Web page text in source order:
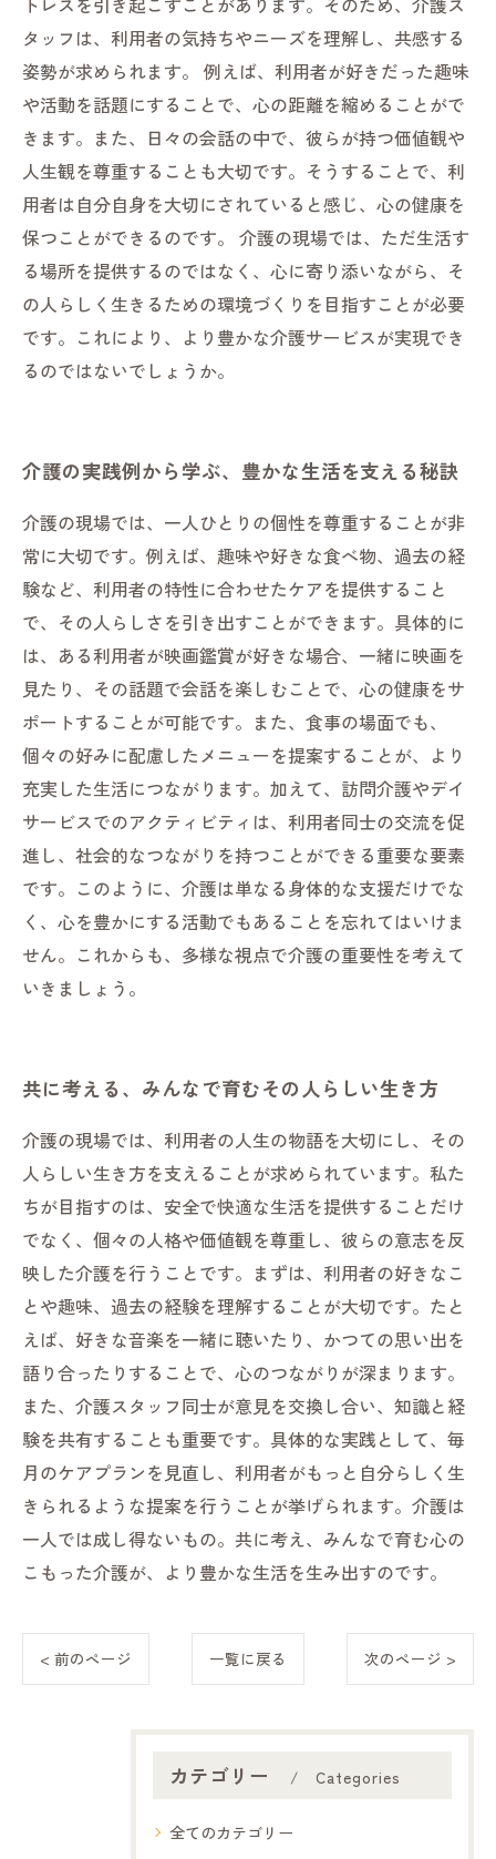
タッフは、利用者の気持ちやニーズを理解し、共感する
姿勢が求められます。 例えば、利用者が好きだった趣味
や活動を話題にすることで、心の距離を縮めることがで
きます。また、日々の会話の中で、彼らが持つ価値観や
人生観を尊重することも大切です。そうすることで、利
用者は自分自身を大切にされていると感じ、心の健康を
保つことができるのです。 介護の現場では、ただ生活す
る場所を提供するのではなく、心に寄り添いながら、そ
の人らしく生きるための環境づくりを目指すことが必要
です。これにより、より豊かな介護サービスが実現でき
るのではないでしょうか。
介護の実践例から学ぶ、豊かな生活を支える秘訣
介護の現場では、一人ひとりの個性を尊重することが非
常に大切です。例えば、趣味や好きな食べ物、過去の経
験など、利用者の特性に合わせたケアを提供すること
で、その人らしさを引き出すことができます。具体的に
は、ある利用者が映画鑑賞が好きな場合、一緒に映画を
見たり、その話題で会話を楽しむことで、心の健康をサ
ポートすることが可能です。また、食事の場面でも、
個々の好みに配慮したメニューを提案することが、より
充実した生活につながります。加えて、訪問介護やデイ
サービスでのアクティビティは、利用者同士の交流を促
進し、社会的なつながりを持つことができる重要な要素
です。このように、介護は単なる身体的な支援だけでな
く、心を豊かにする活動でもあることを忘れてはいけま
せん。これからも、多様な視点で介護の重要性を考えて
いきましょう。
共に考える、みんなで育むその人らしい生き方
介護の現場では、利用者の人生の物語を大切にし、その
人らしい生き方を支えることが求められています。私た
ちが目指すのは、安全で快適な生活を提供することだけ
でなく、個々の人格や価値観を尊重し、彼らの意志を反
映した介護を行うことです。まずは、利用者の好きなこ
とや趣味、過去の経験を理解することが大切です。たと
えば、好きな音楽を一緒に聴いたり、かつての思い出を
語り合ったりすることで、心のつながりが深まります。
また、介護スタッフ同士が意見を交換し合い、知識と経
験を共有することも重要です。具体的な実践として、毎
月のケアプランを見直し、利用者がもっと自分らしく生
きられるような提案を行うことが挙げられます。介護は
一人では成し得ないもの。共に考え、みんなで育む心の
こもった介護が、より豊かな生活を生み出すのです。
< 前のページ 一覧に戻る 次のページ >
カテゴリー Categories
全てのカテゴリー